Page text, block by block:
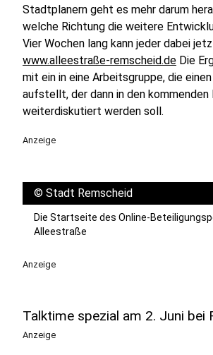
Stadtplanern geht es mehr darum
welche Richtung die weitere
Vier Wochen lang kann jeder dabei
www.alleestraße-remscheid.de Die
mit ein in eine Arbeitsgruppe, die
aufstellt, der dann in den kommenden
weiterdiskutiert werden soll.
Anzeige
© Stadt Remscheid
Die Startseite des Online-
Alleestraße
Anzeige
Talktime spezial am 2. Juni bei
Anzeige